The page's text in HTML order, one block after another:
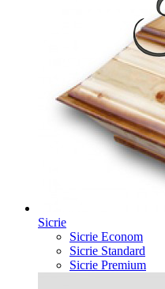
Sicrie
Sicrie Econom
Sicrie Standard
Sicrie Premium